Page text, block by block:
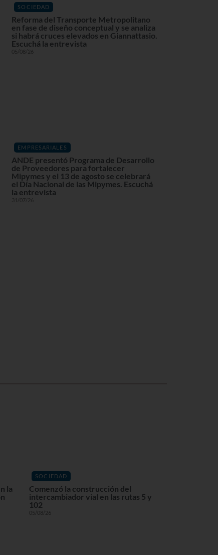
SOCIEDAD
Reforma del Transporte Metropolitano
en fase de diseño conceptual y se analiza
si habrá cruces elevados en Giannattasio.
Escuchá la entrevista
05/08/26
EMPRESARIALES
ANDE presentó Programa de Desarrollo
de Proveedores para fortalecer
Mipymes y el 13 de agosto se celebrará
el Día Nacional de las Mipymes. Escuchá
la entrevista
31/07/26
la
SOCIEDAD
Comenzó la construcción del
intercambiador vial en las rutas 5 y
102
05/08/26